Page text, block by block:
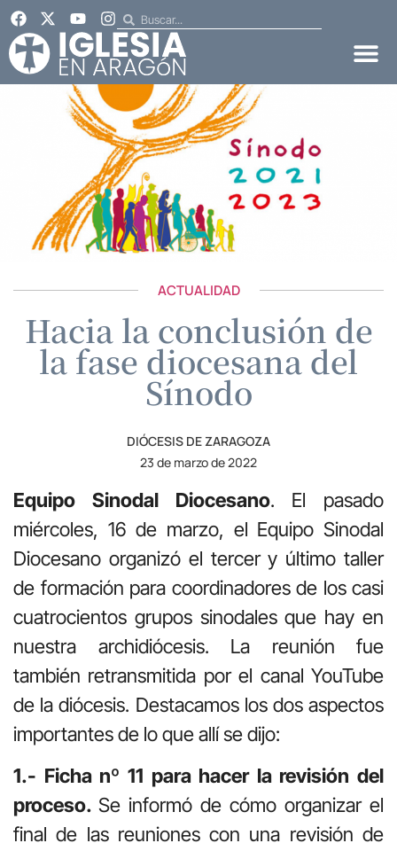
ACTUALIDAD
Hacia la conclusión de
la fase diocesana del
Sínodo
DIÓCESIS DE ZARAGOZA
23 de marzo de 2022
Equipo Sinodal Diocesano. El pasado
miércoles, 16 de marzo, el Equipo Sinodal
Diocesano organizó el tercer y último taller
de formación para coordinadores de los casi
cuatrocientos grupos sinodales que hay en
nuestra archidiócesis. La reunión fue
también retransmitida por el canal YouTube
de la diócesis. Destacamos los dos aspectos
importantes de lo que allí se dijo:
1.- Ficha nº 11 para hacer la revisión del
proceso. Se informó de cómo organizar el
final de las reuniones con una revisión de